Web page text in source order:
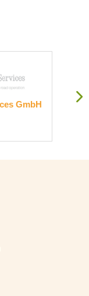
Transelektronik